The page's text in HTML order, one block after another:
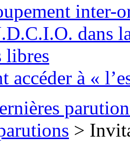
inter-
dans
libres
accéder à «
>